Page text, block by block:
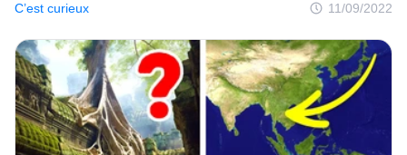
C’est curieux 11/09/2022
A. Toujours du Canada. A. aime les longues promenades dans...
le rayon des chips au supermarché. Eh bien, c’est curieux, mais,
ok alors. A. aime aussi fouiller sur Internet pour trouver
la fonction originale des objets du quotidien, alors allons-y. T’es-
tu déjà demandé à quoi servaient ces pièces carrées fixées sur
certains modèles de sacs à dos ? Elles ont peut-être un aspect
esthétique, mais ce n’est pas leur seule fonction. En fait, ces
petites plaques, également connues sous le nom de languettes